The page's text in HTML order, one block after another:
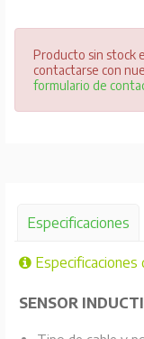
Producto sin stock
contactarse con
formulario de
Especificaciones
Especificaciones
SENSOR